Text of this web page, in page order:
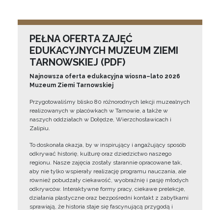
PEŁNA OFERTA ZAJĘĆ
EDUKACYJNYCH MUZEUM ZIEMI
TARNOWSKIEJ (PDF)
Najnowsza oferta edukacyjna wiosna–lato 2026
Muzeum Ziemi Tarnowskiej
Przygotowaliśmy blisko 80 różnorodnych lekcji muzealnych
realizowanych w placówkach w Tarnowie, a także w
naszych oddziałach w Dołędze, Wierzchosławicach i
Zalipiu.
To doskonała okazja, by w inspirujący i angażujący sposób
odkrywać historię, kulturę oraz dziedzictwo naszego
regionu. Nasze zajęcia zostały starannie opracowane tak,
aby nie tylko wspierały realizację programu nauczania, ale
również pobudzały ciekawość, wyobraźnię i pasję młodych
odkrywców. Interaktywne formy pracy, ciekawe prelekcje,
działania plastyczne oraz bezpośredni kontakt z zabytkami
sprawiają, że historia staje się fascynującą przygodą i